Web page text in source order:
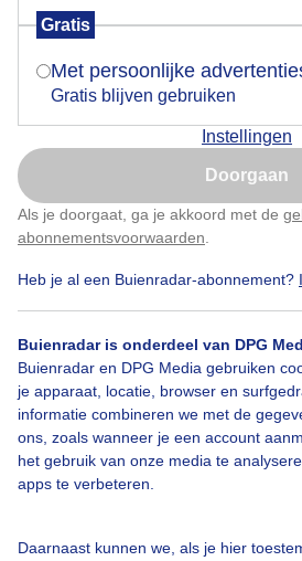
Gratis
Met persoonlijke
Gratis blijven gebruiken
Instellingen
Doorgaan
Als je doorgaat, ga je akkoord met de
abonnementsvoorwaarden
Heb je al een Buienradar-abonnement?
Buienradar is onderdeel van DPG
Buienradar en DPG Media gebruiken
je apparaat, locatie, browser en
informatie combineren we met de
ons, zoals wanneer je een account
het gebruik van onze media te
apps te verbeteren.
Daarnaast kunnen we, als je hier
optreden in het park is het
weer Wel zelf een kleedje of
het gratis parkconcert
Door: Dilia van Zon Gemaakt: 07-06-
Bezoekers Parkconcert
Bekijk slideshow
Is goed, toon de
Nu niet,
Klik hierom dit aan te